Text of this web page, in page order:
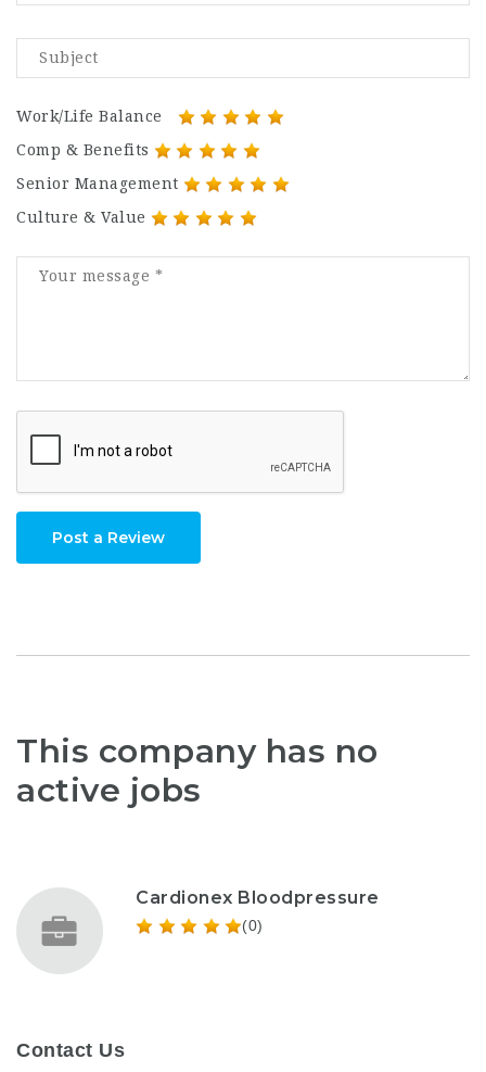
Work/Life Balance
Comp & Benefits
Senior Management
Culture & Value
Post a Review
This company has no
active jobs
Cardionex Bloodpressure
(0)
Contact Us